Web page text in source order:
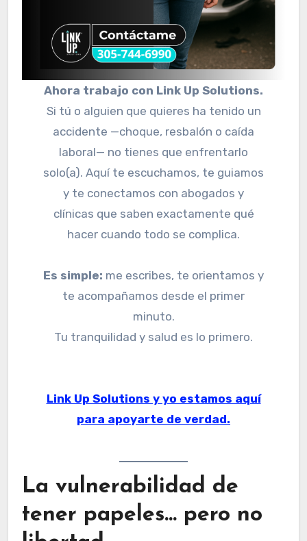
Ahora trabajo con Link Up Solutions.
Si tú o alguien que quieres ha tenido un
accidente —choque, resbalón o caída
laboral— no tienes que enfrentarlo
solo(a). Aquí te escuchamos, te guiamos
y te conectamos con abogados y
clínicas que saben exactamente qué
hacer cuando todo se complica.
Es simple: me escribes, te orientamos y
te acompañamos desde el primer
minuto.
Tu tranquilidad y salud es lo primero.
Link Up Solutions y yo estamos aquí
para apoyarte de verdad.
La vulnerabilidad de
tener papeles… pero no